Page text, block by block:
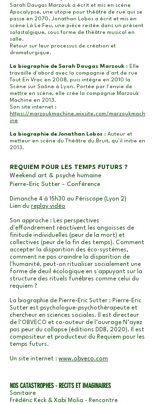
Sarah Daugas Marzouk a écrit et mis en scène
Apocalypse, une utopie pour théâtre de rue qui se
passe en 2070. Jonathan Lobos a écrit et mis en
scène Là Le Feu, une pièce restée dans un présent
solastalgique, sous forme de théâtre musical en
salle.
Retour sur leur processus de création et
dramaturgique.
La biographie de Sarah Daugas Marzouk : Elle
travaille d'abord avec la compagnie d'art de rue
Tout En Vrac en 2008, puis intègre en 2010 la
Scène sur Saône à Lyon. Portée par l'envie de
mettre en scène, elle crée la compagnie Marzouk
Machine en 2013.
Son site internet :
https://marzoukmachine.wixsite.com/marzoukmach
ine
La biographie de Jonathan Lobos : Auteur et
metteur en scène du Théâtre du Bruit, qu'il initie en
2013.
REQUIEM POUR LES TEMPS FUTURS ?
Weekend art & psyché humaine
Pierre-Eric Sutter - Conférence
Dimanche 4 à 15h30 au Périscope (Lyon 2)
Lien du replay vidéo
Son approche : Les perspectives
d'effondrement réactivent les angoisses de
finitude individuelles (peur de la mort) et
collectives (peur de la fin des temps). Comment
accepter la disparition des éco-systèmes,
comment ne pas craindre la disparition de
l'humanité, peut-on ritualiser socialement une
forme de deuil écologique en s'appuyant sur la
structure des rituels funèbres comme celui du
requiem ?
La biographie de Pierre-Eric Sutter : Pierre-Eric
Sutter est psychologue-psychothérapeute et
chercheur en sciences sociales. Il est directeur
de l’OBVECO et co-auteur de l’ouvrage N’ayez
pas peur du collapse (éditions DDB, 2020). Il est
compositeur et producteur du Requiem pour les
temps futurs.
Un site internet : www.obveco.com
NOS CATASTROPHES - RECITS ET IMAGINAIRES
Sanitaire
Frédéric Keck & Xabi Molia - Rencontre